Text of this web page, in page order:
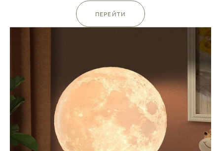
ПЕРЕЙТИ